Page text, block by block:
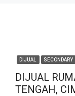
DIJUAL SECONDARY
DIJUAL
TENGAH,